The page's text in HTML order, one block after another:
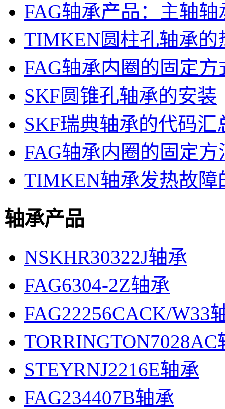
FAG轴承产品：主轴轴
TIMKEN圆柱孔轴承的
FAG轴承内圈的固定方
SKF圆锥孔轴承的安装
SKF瑞典轴承的代码汇
FAG轴承内圈的固定方
TIMKEN轴承发热故障
轴承产品
NSKHR30322J轴承
FAG6304-2Z轴承
FAG22256CACK/W33
TORRINGTON7028AC
STEYRNJ2216E轴承
FAG234407B轴承